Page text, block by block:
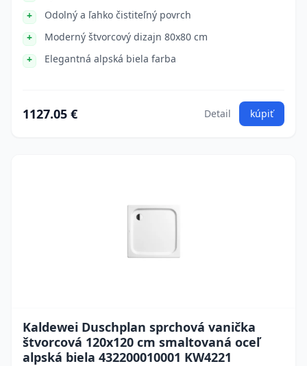
Odolný a ľahko čistiteľný povrch
Moderný štvorcový dizajn 80x80 cm
Elegantná alpská biela farba
1127.05 € Detail kúpiť
Kaldewei Duschplan sprchová vanička
štvorcová 120x120 cm smaltovaná oceľ
alpská biela 432200010001 KW4221